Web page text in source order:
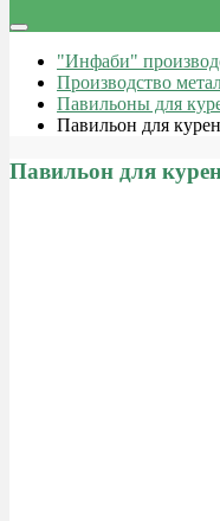
"Инфаби"
Производство
Павильоны для
Павильон для
Павильон для